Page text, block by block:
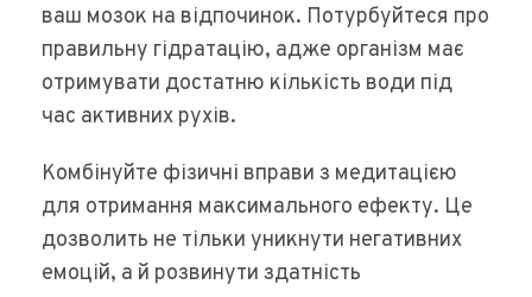
ваш мозок на відпочинок. Потурбуйтеся про
правильну гідратацію, адже організм має
отримувати достатню кількість води під
час активних рухів.
Комбінуйте фізичні вправи з медитацією
для отримання максимального ефекту. Це
дозволить не тільки уникнути негативних
емоцій, а й розвинути здатність